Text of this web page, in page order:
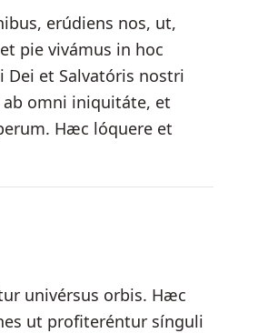
erúdiens nos, ut,
pie vivámus in hoc
et Salvatóris nostri
omni iniquitáte, et
Hæc lóquere et
univérsus orbis. Hæc
ut profiteréntur sínguli